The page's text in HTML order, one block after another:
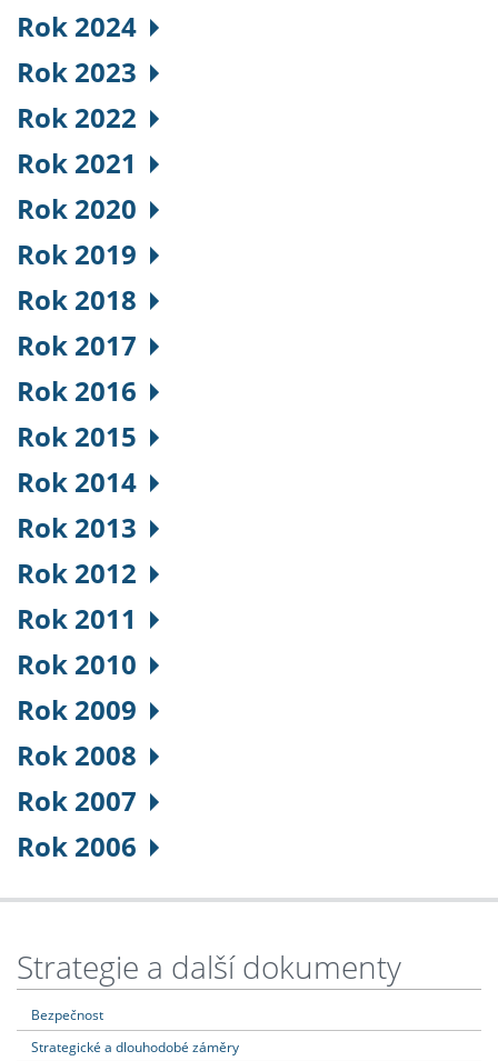
Rok 2024
Rok 2023
Rok 2022
Rok 2021
Rok 2020
Rok 2019
Rok 2018
Rok 2017
Rok 2016
Rok 2015
Rok 2014
Rok 2013
Rok 2012
Rok 2011
Rok 2010
Rok 2009
Rok 2008
Rok 2007
Rok 2006
Strategie a další dokumenty
Bezpečnost
Strategické a dlouhodobé záměry